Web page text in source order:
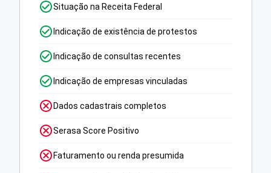
Situação na Receita Federal
Indicação de existência de protestos
Indicação de consultas recentes
Indicação de empresas vinculadas
Dados cadastrais completos
Serasa Score Positivo
Faturamento ou renda presumida